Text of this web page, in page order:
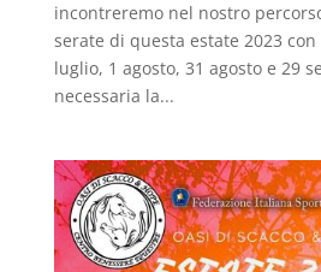
incontreremo nel nostro
serate di questa estate 2023
luglio, 1 agosto, 31 agosto e 29
necessaria la...